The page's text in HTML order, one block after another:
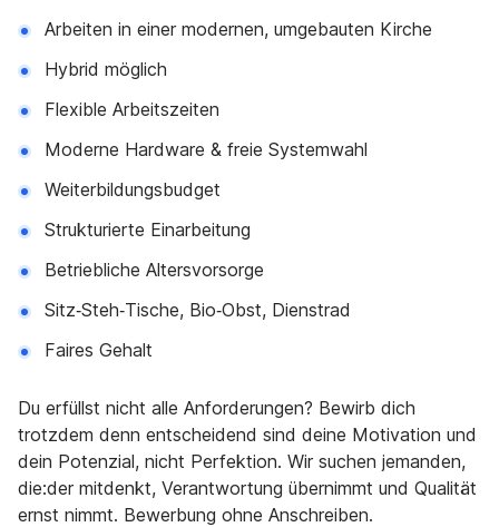
Arbeiten in einer modernen, umgebauten Kirche
Hybrid möglich
Flexible Arbeitszeiten
Moderne Hardware & freie Systemwahl
Weiterbildungsbudget
Strukturierte Einarbeitung
Betriebliche Altersvorsorge
Sitz‑Steh‑Tische, Bio‑Obst, Dienstrad
Faires Gehalt
Du erfüllst nicht alle Anforderungen? Bewirb dich
trotzdem denn entscheidend sind deine Motivation und
dein Potenzial, nicht Perfektion. Wir suchen jemanden,
die:der mitdenkt, Verantwortung übernimmt und Qualität
ernst nimmt. Bewerbung ohne Anschreiben.